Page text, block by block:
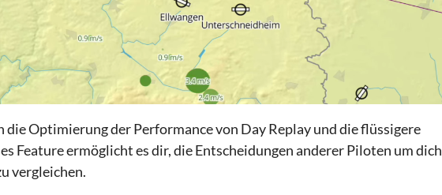
die Optimierung der Performance von Day Replay und die flüssigere
Feature ermöglicht es dir, die Entscheidungen anderer Piloten um dich
vergleichen.